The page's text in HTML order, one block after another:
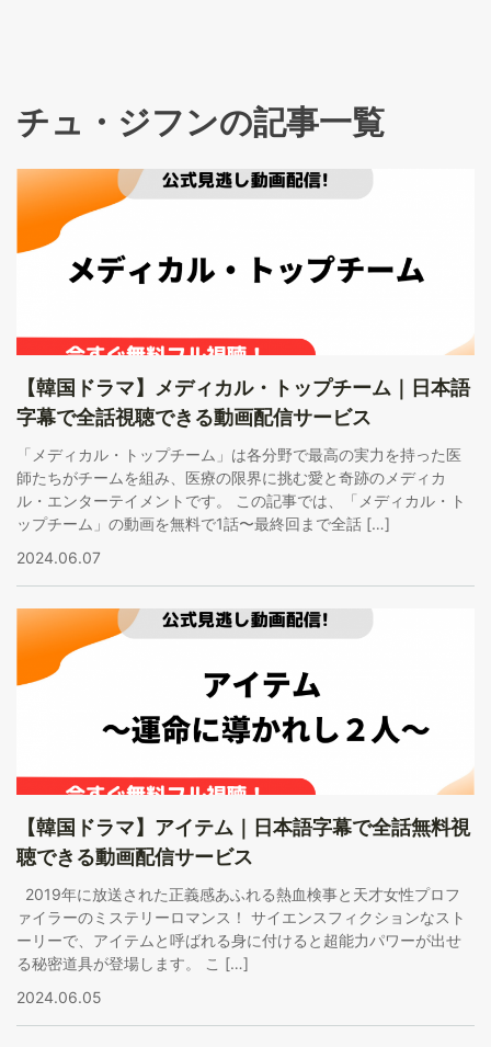
チュ・ジフンの記事一覧
【韓国ドラマ】メディカル・トップチーム｜日本語
字幕で全話視聴できる動画配信サービス
「メディカル・トップチーム」は各分野で最高の実力を持った医
師たちがチームを組み、医療の限界に挑む愛と奇跡のメディカ
ル・エンターテイメントです。 この記事では、「メディカル・ト
ップチーム」の動画を無料で1話〜最終回まで全話 […]
2024.06.07
【韓国ドラマ】アイテム｜日本語字幕で全話無料視
聴できる動画配信サービス
2019年に放送された正義感あふれる熱血検事と天才女性プロフ
ァイラーのミステリーロマンス！ サイエンスフィクションなスト
ーリーで、アイテムと呼ばれる身に付けると超能力パワーが出せ
る秘密道具が登場します。 こ […]
2024.06.05